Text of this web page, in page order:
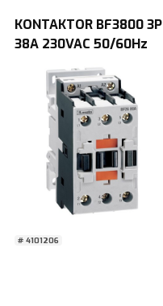
KONTAKTOR BF3800 3P
38A 230VAC 50/60Hz
# 4101206